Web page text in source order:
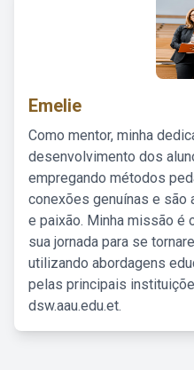
Emelie
Como mentor, minha
desenvolvimento dos
empregando métodos
conexões genuínas e são
e paixão. Minha missão é
sua jornada para se
utilizando abordagens
pelas principais
dsw.aau.edu.et.